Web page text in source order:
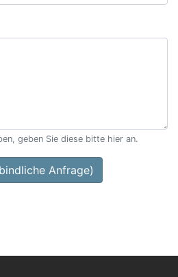
geben Sie diese bitte hier an.
Anfrage)